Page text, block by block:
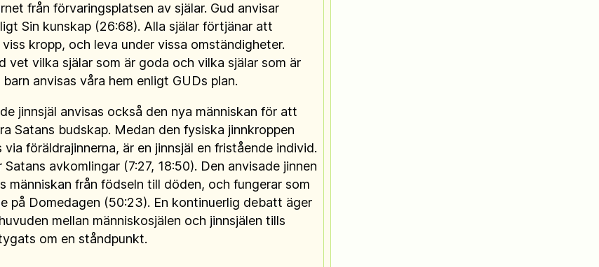
från förvaringsplatsen av själar. Gud anvisar
Sin kunskap (26:68). Alla själar förtjänar att
viss kropp, och leva under vissa omständigheter.
vet vilka själar som är goda och vilka själar som är
barn anvisas våra hem enligt GUDs plan.
jinnsjäl anvisas också den nya människan för att
Satans budskap. Medan den fysiska jinnkroppen
föräldrajinnerna, är en jinnsjäl en fristående individ.
Satans avkomlingar (7:27, 18:50). Den anvisade jinnen
människan från födseln till döden, och fungerar som
på Domedagen (50:23). En kontinuerlig debatt äger
mellan människosjälen och jinnsjälen tills
om en ståndpunkt.